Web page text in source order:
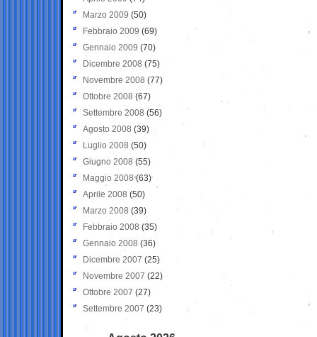
Marzo 2009 (50)
Febbraio 2009 (69)
Gennaio 2009 (70)
Dicembre 2008 (75)
Novembre 2008 (77)
Ottobre 2008 (67)
Settembre 2008 (56)
Agosto 2008 (39)
Luglio 2008 (50)
Giugno 2008 (55)
Maggio 2008(63)
Aprile 2008 (50)
Marzo 2008 (39)
Febbraio 2008 (35)
Gennaio 2008 (36)
Dicembre 2007 (25)
Novembre 2007 (22)
Ottobre 2007 (27)
Settembre 2007 (23)